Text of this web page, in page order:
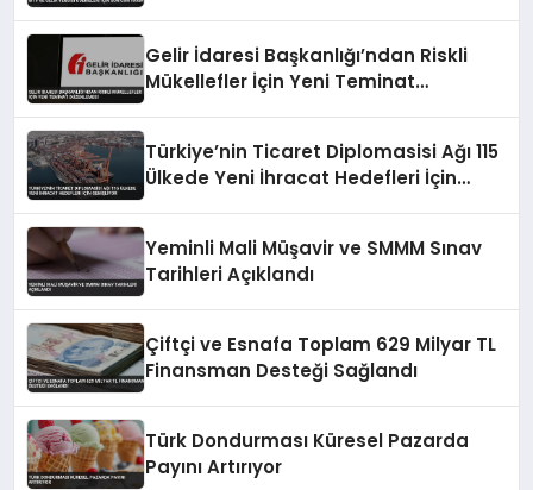
Gelir İdaresi Başkanlığı’ndan Riskli
Mükellefler İçin Yeni Teminat
Türkiye’nin Ticaret Diplomasisi Ağı 115
Ülkede Yeni İhracat Hedefleri İçin
Yeminli Mali Müşavir ve SMMM Sınav
Tarihleri Açıklandı
Çiftçi ve Esnafa Toplam 629 Milyar TL
Finansman Desteği Sağlandı
Türk Dondurması Küresel Pazarda
Payını Artırıyor